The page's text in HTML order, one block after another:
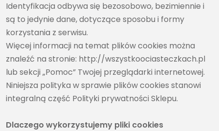
Identyfikacja odbywa się bezosobowo, bezimiennie i
są to jedynie dane, dotyczące sposobu i formy
korzystania z serwisu.
Więcej informacji na temat plików cookies można
znaleźć na stronie: http://wszystkoociasteczkach.pl
lub sekcji „Pomoc” Twojej przeglądarki internetowej.
Niniejsza polityka w sprawie plików cookies stanowi
integralną część Polityki prywatności Sklepu.
Dlaczego wykorzystujemy pliki cookies